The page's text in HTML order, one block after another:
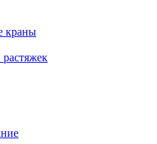
краны